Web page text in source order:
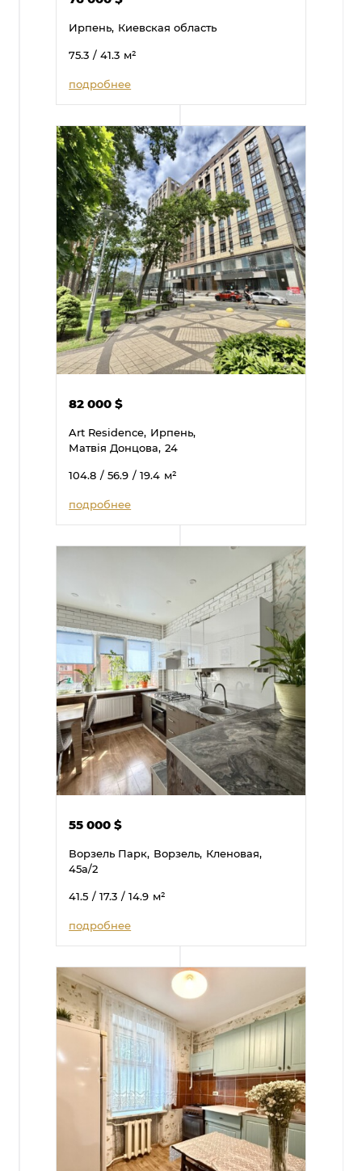
Ирпень, Киевская область
75.3 / 41.3 м²
подробнее
82 000$
Art Residence, Ирпень,
Матвія Донцова, 24
104.8 / 56.9 / 19.4 м²
подробнее
55 000$
Ворзель Парк, Ворзель, Кленовая,
45а/2
41.5 / 17.3 / 14.9 м²
подробнее